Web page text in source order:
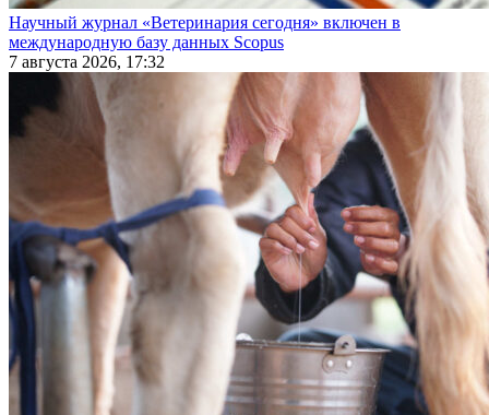
Научный журнал «Ветеринария сегодня» включен в
международную базу данных Scopus
7 августа 2026, 17:32